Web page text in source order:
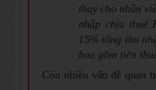
thay cho nhân
nhập chịu thuế
15% tổng thu
bao gồm tiền
Còn nhiều vấn đề quan